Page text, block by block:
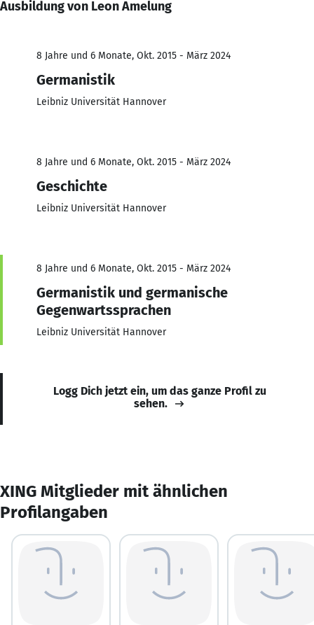
Ausbildung von Leon Amelung
8 Jahre und 6 Monate, Okt. 2015 - März 2024
Germanistik
Leibniz Universität Hannover
8 Jahre und 6 Monate, Okt. 2015 - März 2024
Geschichte
Leibniz Universität Hannover
8 Jahre und 6 Monate, Okt. 2015 - März 2024
Germanistik und germanische
Gegenwartssprachen
Leibniz Universität Hannover
Logg Dich jetzt ein, um das ganze Profil zu
sehen.
XING Mitglieder mit ähnlichen
Profilangaben